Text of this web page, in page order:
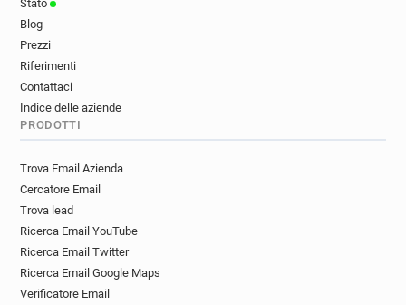
Stato
Blog
Prezzi
Riferimenti
Contattaci
Indice delle aziende
PRODOTTI
Trova Email Azienda
Cercatore Email
Trova lead
Ricerca Email YouTube
Ricerca Email Twitter
Ricerca Email Google Maps
Verificatore Email